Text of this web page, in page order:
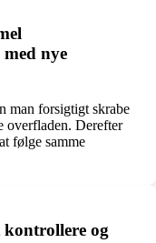
nye
man forsigtigt skrabe
overfladen. Derefter
følge samme
og